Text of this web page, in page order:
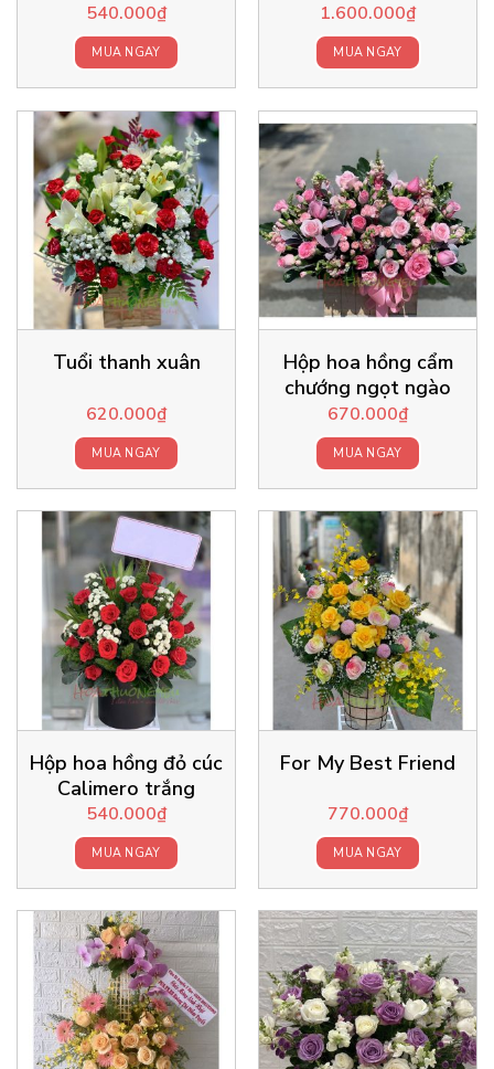
540.000₫
MUA NGAY
1.600.000₫
MUA NGAY
Tuổi thanh xuân
620.000₫
MUA NGAY
Hộp hoa hồng cẩm
chướng ngọt ngào
670.000₫
MUA NGAY
Hộp hoa hồng đỏ cúc
Calimero trắng
540.000₫
MUA NGAY
For My Best Friend
770.000₫
MUA NGAY